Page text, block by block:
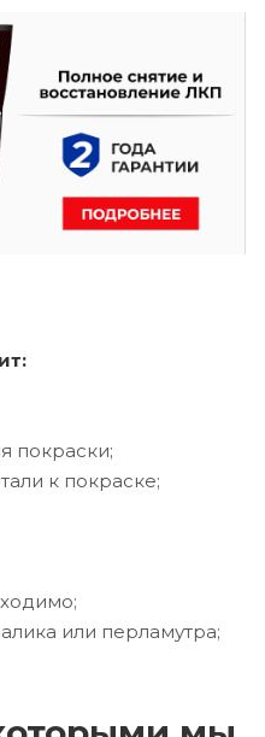
покраски;
к покраске;
или перламутра;